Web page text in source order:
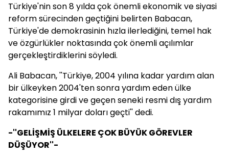
Türkiye'nin son 8 yılda çok önemli ekonomik ve siyasi
reform sürecinden geçtiğini belirten Babacan,
Türkiye'de demokrasinin hızla ilerlediğini, temel hak
ve özgürlükler noktasında çok önemli açılımlar
gerçekleştirdiklerini söyledi.
Ali Babacan, ''Türkiye, 2004 yılına kadar yardım alan
bir ülkeyken 2004'ten sonra yardım eden ülke
kategorisine girdi ve geçen seneki resmi dış yardım
rakamımız 1 milyar doları geçti'' dedi.
-''GELİŞMİŞ ÜLKELERE ÇOK BÜYÜK GÖREVLER
DÜŞÜYOR''-